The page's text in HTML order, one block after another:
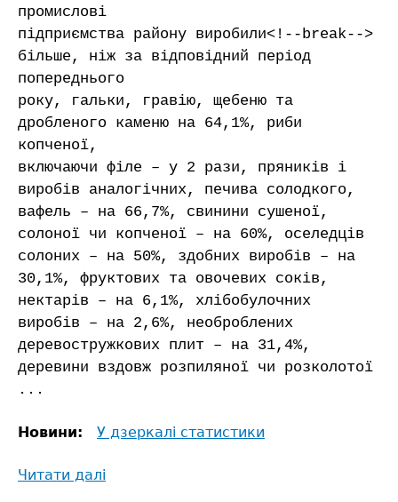
промислові
підприємства району виробили<!--break-->
більше, ніж за відповідний період
попереднього
року, гальки, гравію, щебеню та
дробленого каменю на 64,1%, риби
копченої,
включаючи філе – у 2 рази, пряників і
виробів аналогічних, печива солодкого,
вафель – на 66,7%, свинини сушеної,
солоної чи копченої – на 60%, оселедців
солоних – на 50%, здобних виробів – на
30,1%, фруктових та овочевих соків,
нектарів – на 6,1%, хлібобулочних
виробів – на 2,6%, необроблених
деревостружкових плит – на 31,4%,
деревини вздовж розпиляної чи розколотої
...
Новини: У дзеркалі статистики
Читати далі